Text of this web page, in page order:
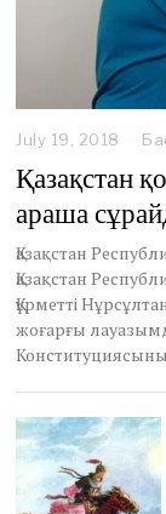
July 19, 2018
b
u
a
2
,
2
1
Қазақстан
араша
Қазақстан
Қазақстан
Құрметті
жоғарғы